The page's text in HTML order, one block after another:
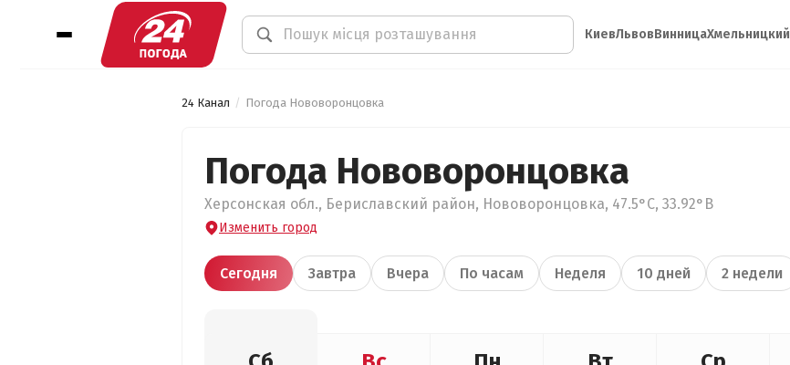
КиевЛьвовВинницаХмельницкий
24 Канал Погода Нововоронцовка
Погода Нововоронцовка
Херсонская обл., Бериславский район, Нововоронцовка, 47.5°С, 33.92°В
Изменить город
Сегодня Завтра Вчера По часам Неделя 10 дней 2 недели